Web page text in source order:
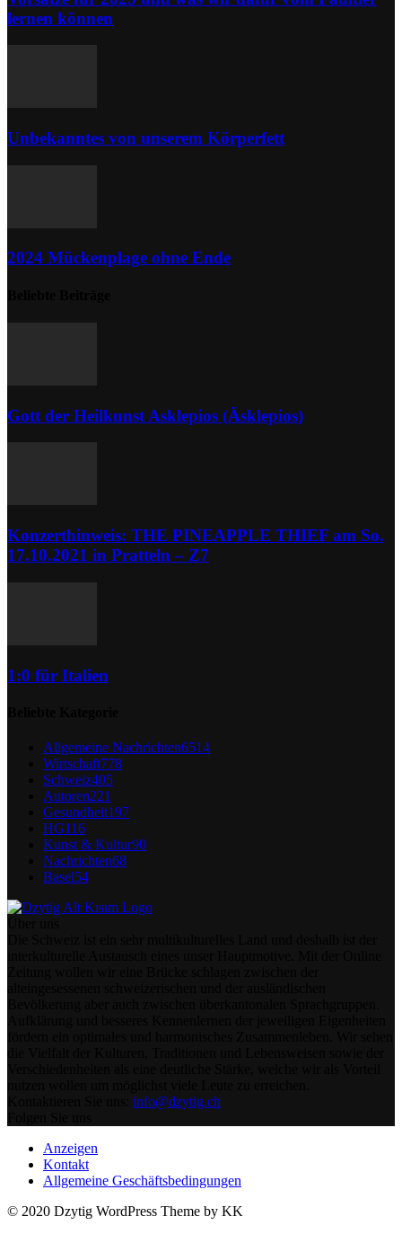
lernen können
Unbekanntes von unserem Körperfett
2024 Mückenplage ohne Ende
Gott der Heilkunst Asklepios (Äsklepios)
Konzerthinweis: THE PINEAPPLE THIEF am So.
17.10.2021 in Pratteln – Z7
1:0 für Italien
Allgemeine Nachrichten6514
Wirtschaft778
Schweiz405
Autoren221
Gesundheit197
HG116
Kunst & Kultur90
Nachrichten68
Basel54
info@dzytig.ch
Anzeigen
Kontakt
Allgemeine Geschäftsbedingungen
© 2020 Dzytig WordPress Theme by KK